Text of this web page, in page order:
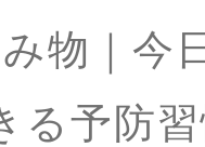
物｜今
る予防